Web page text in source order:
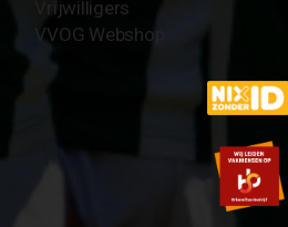
Vrijwilligers
VVOG Webshop